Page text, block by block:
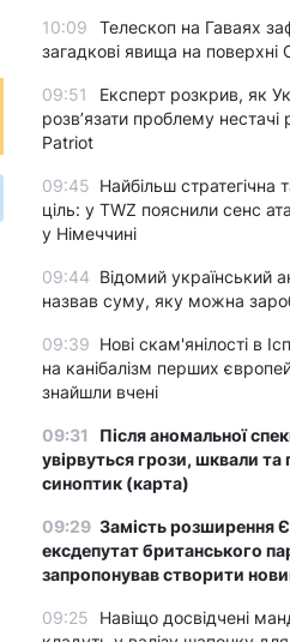
10:09
Телескоп на Гаваях
загадкові явища на поверхні
09:51
Експерт розкрив, як
розвʼязати проблему нестачі
Patriot
09:45 Найбільш стратегічна
ціль: у TWZ пояснили сенс
у Німеччині
09:44 Відомий український
назвав суму, яку можна
09:39 Нові скам'янілості в
на канібалізм перших
знайшли вчені
09:31
Після аномальної
увірвуться грози, шквали та
синоптик (карта)
09:29 Замість розширення
ексдепутат британського
запропонував створити
09:25
Навіщо досвідчені